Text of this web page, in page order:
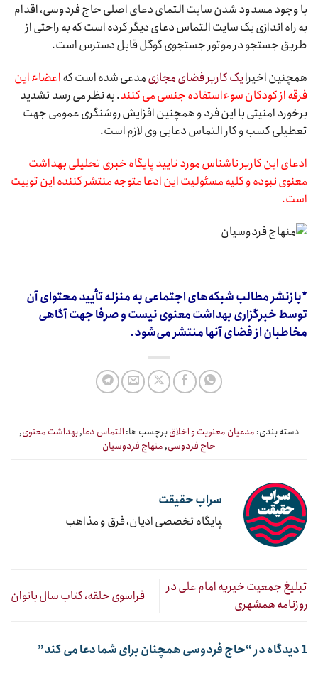
با وجود مسدود شدن سایت التمای دعای اصلی حاج فردوسی، اقدام
به راه اندازی یک سایت التماس دعای دیگر کرده است که به راحتی از
طریق جستجو در موتور جستجوی گوگل قابل دسترس است.
همچنین اخیرایک کاربر فضای مجازیمدعی شده است کهاعضاء این
فرقه از کودکان سوءاستفاده جنسی می کنند. به نظر می رسد تشدید
برخورد امنیتی با این فرد و همچنین افزایش روشنگری عمومی جهت
تعطیلی کسب و کار التماس دعایی وی لازم است.
ادعای این کاربر ناشناس مورد تایید پایگاه خبری تحلیلی بهداشت
معنوی نبوده و کلیه مسئولیت این ادعا متوجه منتشر کننده این توییت
است.
*بازنشر مطالب شبکه‌های اجتماعی به منزله تأیید محتوای آن
توسط خبرگزاری بهداشت معنوی نیست و صرفا جهت آگاهی
مخاطبان از فضای آنها منتشر می‌شود.
دسته بندی: مدعیان معنویت و اخلاقبرچسب ها: التماس دعا,بهداشت معنوی,
حاج فردوسی,منهاج فردوسیان
سراب حقیقت
‍پایگاه تخصصی ادیان، فرق و مذاهب
تبلیغ جمعیت خیریه امام علی در
روزنامه همشهری
فراسوی حلقه، کتاب سال بانوان
1 دیدگاه در “ حاج فردوسی همچنان برای شما دعا می کند”